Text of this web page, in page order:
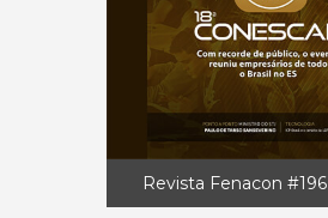
Revista Fenacon #196